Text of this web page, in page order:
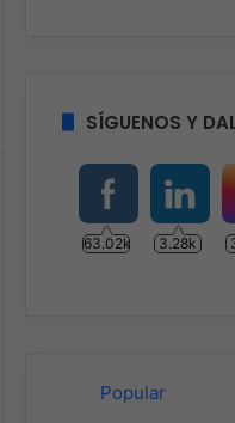
SÍGUENOS Y
63.02k 3.28k
Popular